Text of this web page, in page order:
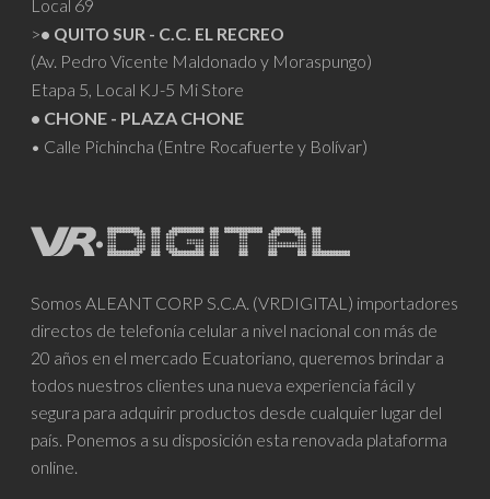
Local 69
>• QUITO SUR - C.C. EL RECREO
(Av. Pedro Vicente Maldonado y Moraspungo)
Etapa 5, Local KJ-5 Mi Store
• CHONE - PLAZA CHONE
• Calle Pichincha (Entre Rocafuerte y Bolívar)
Somos ALEANT CORP S.C.A. (VRDIGITAL) importadores
directos de telefonía celular a nivel nacional con más de
20 años en el mercado Ecuatoriano, queremos brindar a
todos nuestros clientes una nueva experiencia fácil y
segura para adquirir productos desde cualquier lugar del
país. Ponemos a su disposición esta renovada plataforma
online.